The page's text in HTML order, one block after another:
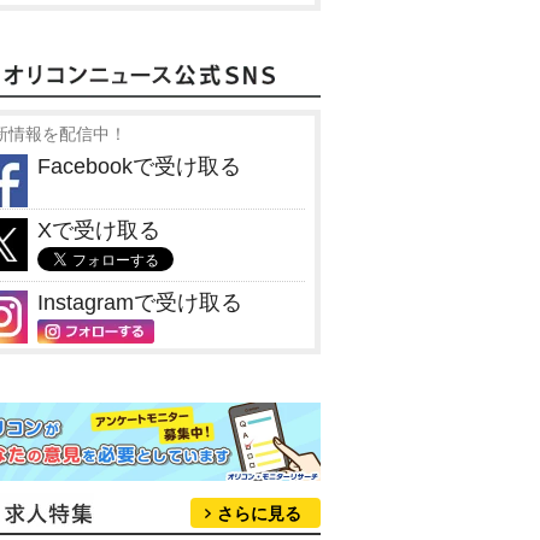
情報を配信中！
Facebookで受け取る
Xで受け取る
Instagramで受け取る
さらに見る